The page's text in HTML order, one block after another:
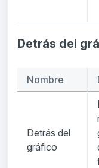
Detrás del
Nombre
Detrás del
gráfico